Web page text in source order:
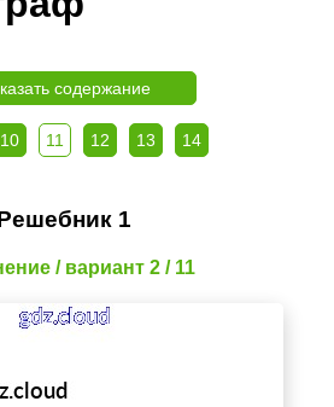
содержание
10 11 12 13 14
1
/ вариант 2 / 11